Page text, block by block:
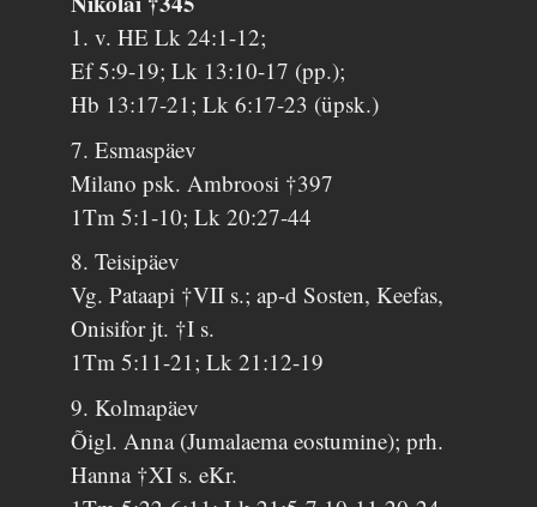
1. v. HE Lk 24:1-12;
Ef 5:9-19; Lk 13:10-17 (pp.);
Hb 13:17-21; Lk 6:17-23 (üpsk.)
7. Esmaspäev
Milano psk. Ambroosi †397
1Tm 5:1-10; Lk 20:27-44
8. Teisipäev
Vg. Pataapi †VII s.; ap-d Sosten, Keefas,
Onisifor jt. †I s.
1Tm 5:11-21; Lk 21:12-19
9. Kolmapäev
Õigl. Anna (Jumalaema eostumine); prh.
Hanna †XI s. eKr.